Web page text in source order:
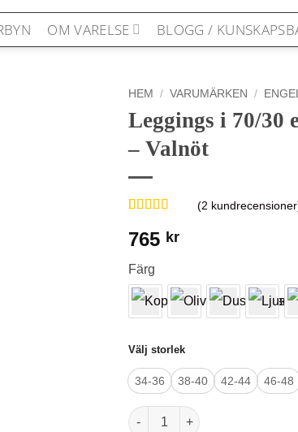
OM VARELSE BLOGG /
HEM / VARUMÄRKEN /
Leggings i 70/30
– Valnöt
av 5 baserat
på
kundrecensioner
(2
765 kr
Färg
Välj storlek
34-36 38-40 42-44 46-48
Leggings i 70/30 ekologisk